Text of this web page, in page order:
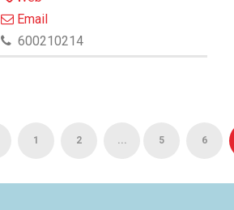
Email
600210214
1 2 ... 5 6